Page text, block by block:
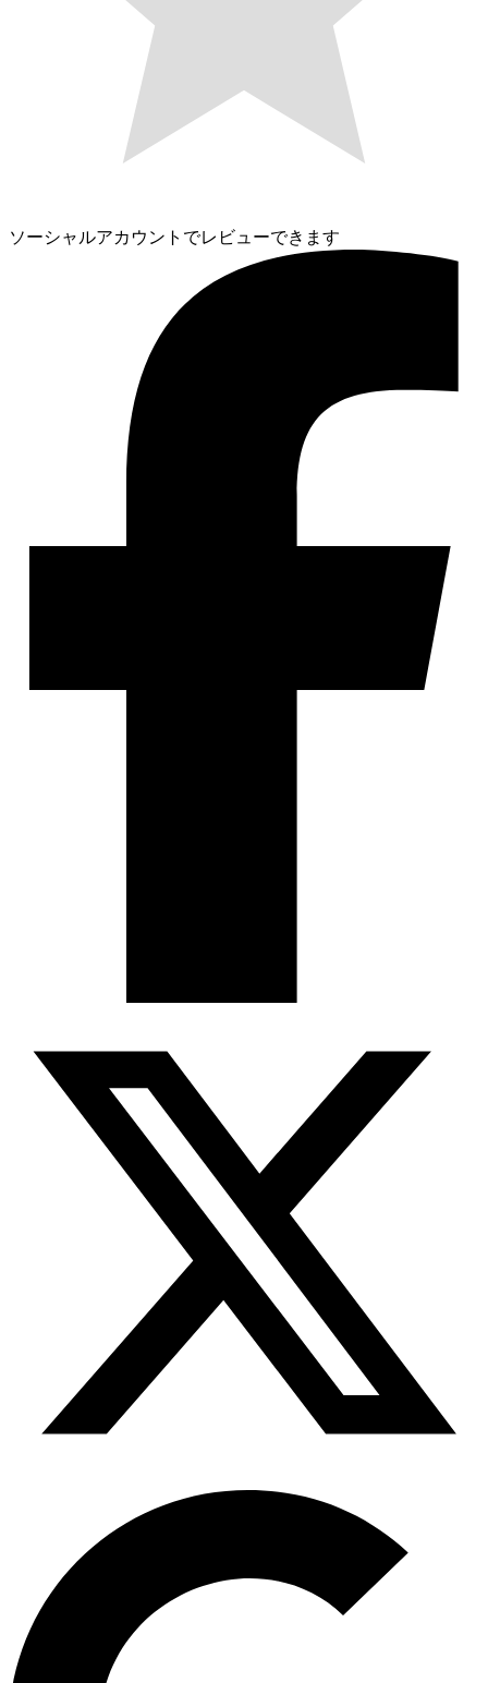
ソーシャルアカウントでレビューできます